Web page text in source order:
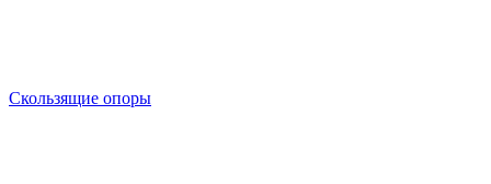
Скользящие опоры